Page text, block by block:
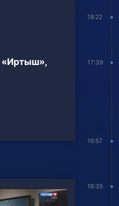
«Иртыш»,
18:22
17:39
16:57
16:35